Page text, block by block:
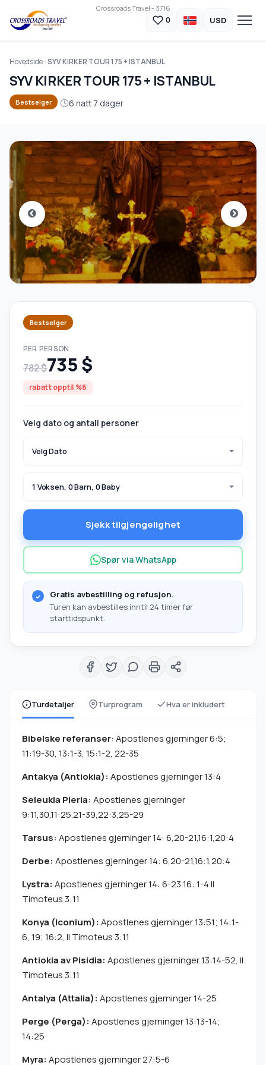
Crossroads Travel - 3716
0 USD
Hovedside SYV KIRKER TOUR 175 + ISTANBUL
SYV KIRKER TOUR 175 + ISTANBUL
Bestselger 6 natt 7 dager
Turdetaljer Turprogram Hva er inkludert
Bibelske referanser: Apostlenes gjerninger 6:5;
11:19-30, 13:1-3, 15:1-2, 22-35
Antakya (Antiokia): Apostlenes gjerninger 13:4
Seleukia Pieria: Apostlenes gjerninger
9:11,30,11:25.21-39,22:3,25-29
Tarsus: Apostlenes gjerninger 14: 6,20-21,16:1,20:4
Derbe: Apostlenes gjerninger 14: 6,20-21,16:1,20:4
Lystra: Apostlenes gjerninger 14: 6-23 16: 1-4 II
Timoteus 3:11
Konya (Iconium): Apostlenes gjerninger 13:51; 14:1-
6, 19; 16:2, II Timoteus 3:11
Antiokia av Pisidia: Apostlenes gjerninger 13:14-52, II
Timoteus 3:11
Antalya (Attalia): Apostlenes gjerninger 14-25
Perge (Perga): Apostlenes gjerninger 13:13-14;
14:25
Myra: Apostlenes gjerninger 27:5-6
Bestselger
PER PERSON
782 $735 $
rabatt opptil %6
Velg dato og antall personer
Velg Dato
1 Voksen, 0 Barn, 0 Baby
Sjekk tilgjengelighet
Spør via WhatsApp
Gratis avbestilling og refusjon.
Turen kan avbestilles inntil 24 timer før
starttidspunkt.